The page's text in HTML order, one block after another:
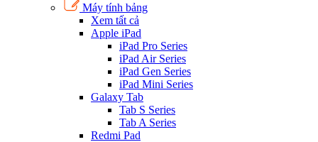
Máy tính bảng
Xem tất cả
Apple iPad
iPad Pro Series
iPad Air Series
iPad Gen Series
iPad Mini Series
Galaxy Tab
Tab S Series
Tab A Series
Redmi Pad